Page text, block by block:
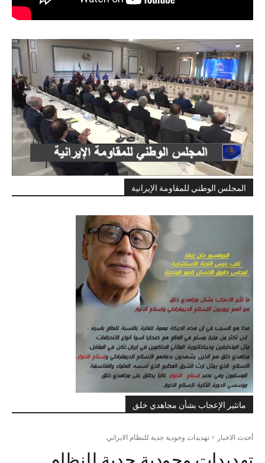
المجلس الوطني للمقاومة الإيرانية
ماتثير الإعجاب بشأن مجاهدي خلق
أحدث الاخبار تهديدات وجودية جدية للنظام الايراني